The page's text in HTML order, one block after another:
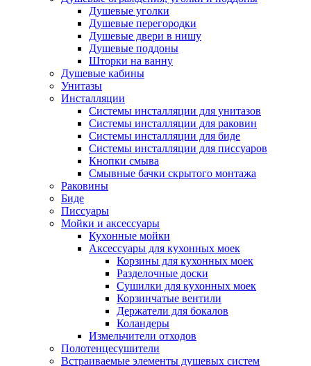
Душевые уголки
Душевые перегородки
Душевые двери в нишу
Душевые поддоны
Шторки на ванну
Душевые кабины
Унитазы
Инсталляции
Системы инсталляции для унитазов
Системы инсталляции для раковин
Системы инсталляции для биде
Системы инсталляции для писсуаров
Кнопки смыва
Смывные бачки скрытого монтажа
Раковины
Биде
Писсуары
Мойки и аксессуары
Кухонные мойки
Аксессуары для кухонных моек
Корзины для кухонных моек
Разделочные доски
Сушилки для кухонных моек
Корзинчатые вентили
Держатели для бокалов
Коландеры
Измельчители отходов
Полотенцесушители
Встраиваемые элементы душевых систем